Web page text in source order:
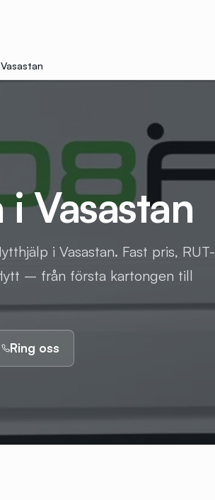
Vasastan
Vasastan
i Vasastan. Fast pris, RUT-
– från första kartongen till
Ring oss